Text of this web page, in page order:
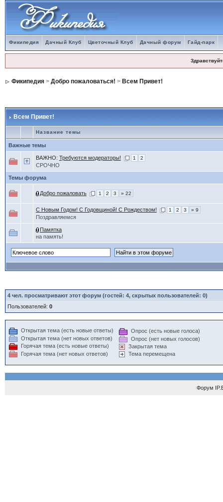
Фикипедия Дачный Клуб Цветочный Клуб Дачный форум Гайд-парк
Фикипедия> Добро пожаловаться! > Всем Привет!
Всем Привет!
Название темы
Важные темы
ВАЖНО: Требуются модераторы! 1 2
СРОЧНО
Темы форума
Добро пожаловать 1 2 3 » 22
С Новым Годом! С Годовщиной! С Рождеством! 1 2 3 » 9
Поздравляемся
Памятка
на память!
4чел. просматривают этот форум (гостей: 4, скрытых пользователей: 0)
Пользователей: 0
Открытая тема (есть новые ответы)
Открытая тема (нет новых ответов)
Горячая тема (есть новые ответы)
Горячая тема (нет новых ответов)
Опрос (есть новые голоса)
Опрос (нет новых голосов)
Закрытая тема
Тема перемещена
Форум